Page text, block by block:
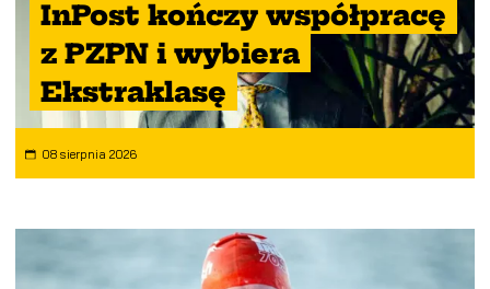
InPost kończy współpracę
z PZPN i wybiera
Ekstraklasę
08 sierpnia 2026